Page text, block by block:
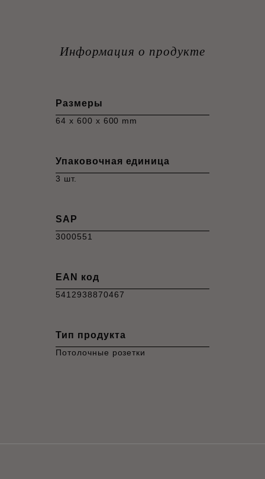
Информация о продукте
Размеры
64 x 600 x 600 mm
Упаковочная единица
3 шт.
SAP
3000551
EAN код
5412938870467
Тип продукта
Потолочные розетки